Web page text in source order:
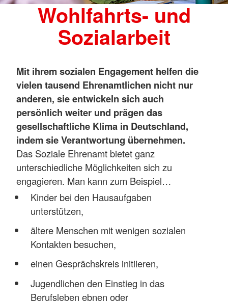
Wohlfahrts- und
Sozialarbeit
Mit ihrem sozialen Engagement helfen die
vielen tausend Ehrenamtlichen nicht nur
anderen, sie entwickeln sich auch
persönlich weiter und prägen das
gesellschaftliche Klima in Deutschland,
indem sie Verantwortung übernehmen.
Das Soziale Ehrenamt bietet ganz
unterschiedliche Möglichkeiten sich zu
engagieren. Man kann zum Beispiel…
Kinder bei den Hausaufgaben
unterstützen,
ältere Menschen mit wenigen sozialen
Kontakten besuchen,
einen Gesprächskreis initiieren,
Jugendlichen den Einstieg in das
Berufsleben ebnen oder